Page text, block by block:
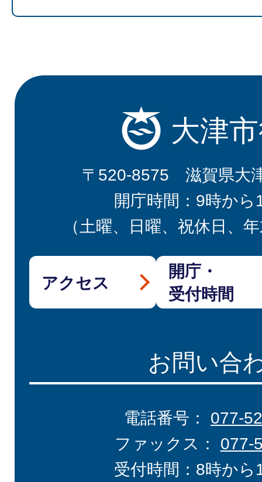
大津
〒520-8575 滋賀県大
開庁時間：9時から
（土曜、日曜、祝休日、
アクセス
開庁・
受付時間
お問い合
電話番号： 077-
ファックス： 077-
受付時間：8時から